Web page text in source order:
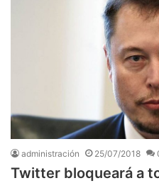
administración 25/07/2018
Twitter bloqueará a